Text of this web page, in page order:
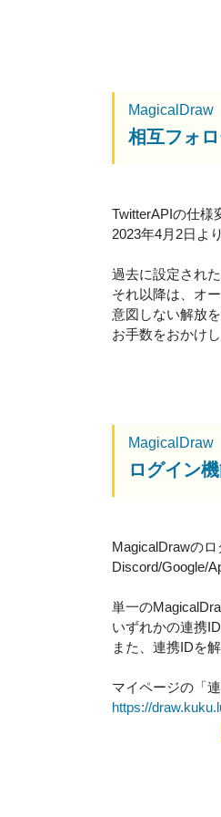
MagicalDraw
相互フォ
TwitterAPIの仕様
2023年4月2日よ
過去に設定され
それ以降は、オ
意図しない解放
お手数をおかけ
MagicalDraw
ログイン
MagicalDrawのロ
Discord/Google/
単一の
いずれかの連携
また、連携IDを
マイページの「
https://